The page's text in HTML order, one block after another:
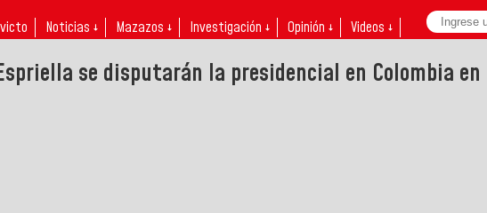
Noticias ↓ Mazazos ↓ Investigación ↓ Opinión ↓ Videos ↓
se disputarán la presidencial en Colombia en